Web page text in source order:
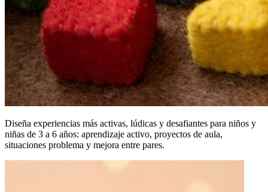
Diseña experiencias más activas, lúdicas y desafiantes para niños y
niñas de 3 a 6 años: aprendizaje activo, proyectos de aula,
situaciones problema y mejora entre pares.